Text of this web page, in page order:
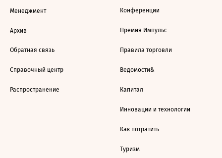
Менеджмент
Архив
Обратная связь
Справочный центр
Распространение
Конференции
Премия Импульс
Правила торговли
Ведомости&
Капитал
Инновации и технологии
Как потратить
Туризм